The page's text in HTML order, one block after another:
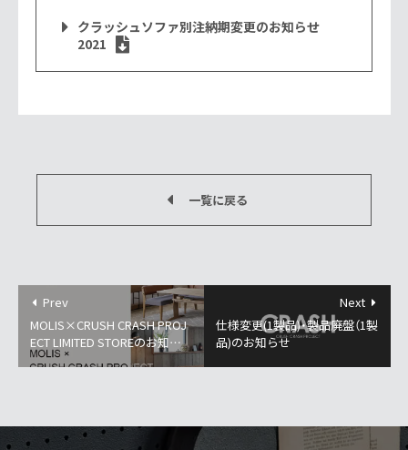
クラッシュソファ別注納期変更のお知らせ
2021
一覧に戻る
Prev
MOLIS×CRUSH CRASH PROJ
ECT LIMITED STOREのお知ら
せ
Next
仕様変更(1製品)・製品廃盤（1製
品)のお知らせ